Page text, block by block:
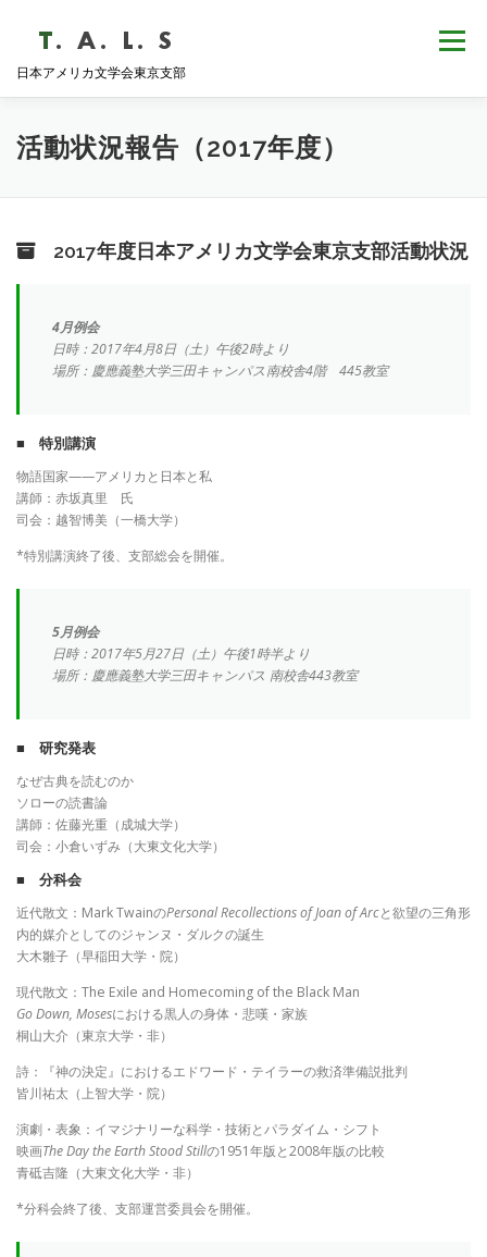
ツ
日本アメリカ文学会東京支部
メニュー
HOME NEWS 歴史・沿革 ABOUT
活動状況報告（2017年度）
2017年度日本アメリカ文学会東京支部活動状況
4月例会
日時：2017年4月8日（土）午後2時より
場所：慶應義塾大学三田キャンパス南校舎4階 445教室
■ 特別講演
物語国家——アメリカと日本と私
講師：赤坂真里 氏
司会：越智博美（一橋大学）
*特別講演終了後、支部総会を開催。
5月例会
日時：2017年5月27日（土）午後1時半より
場所：慶應義塾大学三田キャンパス 南校舎443教室
■ 研究発表
なぜ古典を読むのか
ソローの読書論
講師：佐藤光重（成城大学）
司会：小倉いずみ（大東文化大学）
■ 分科会
近代散文：Mark TwainのPersonal Recollections of Joan of Arcと欲望の三角形
内的媒介としてのジャンヌ・ダルクの誕生
大木雛子（早稲田大学・院）
現代散文：The Exile and Homecoming of the Black Man
Go Down, Mosesにおける黒人の身体・悲嘆・家族
桐山大介（東京大学・非）
詩：『神の決定』におけるエドワード・テイラーの救済準備説批判
皆川祐太（上智大学・院）
演劇・表象：イマジナリーな科学・技術とパラダイム・シフト
映画The Day the Earth Stood Stillの1951年版と2008年版の比較
青砥吉隆（大東文化大学・非）
*分科会終了後、支部運営委員会を開催。